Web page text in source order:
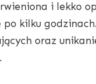
i lekko
kilku
oraz